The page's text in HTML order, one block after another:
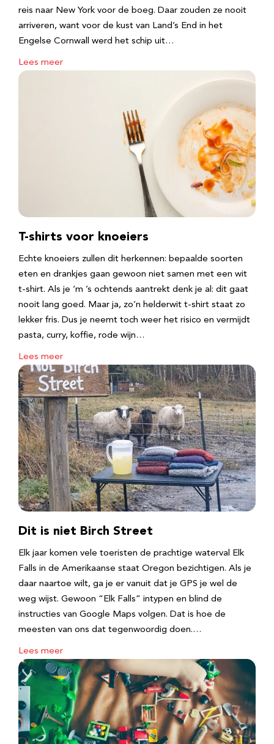
reis naar New York voor de boeg. Daar zouden ze nooit
arriveren, want voor de kust van Land’s End in het
Engelse Cornwall werd het schip uit…
Lees meer
T-shirts voor knoeiers
Echte knoeiers zullen dit herkennen: bepaalde soorten
eten en drankjes gaan gewoon niet samen met een wit
t-shirt. Als je ‘m ’s ochtends aantrekt denk je al: dit gaat
nooit lang goed. Maar ja, zo’n helderwit t-shirt staat zo
lekker fris. Dus je neemt toch weer het risico en vermijdt
pasta, curry, koffie, rode wijn…
Lees meer
Dit is niet Birch Street
Elk jaar komen vele toeristen de prachtige waterval Elk
Falls in de Amerikaanse staat Oregon bezichtigen. Als je
daar naartoe wilt, ga je er vanuit dat je GPS je wel de
weg wijst. Gewoon “Elk Falls” intypen en blind de
instructies van Google Maps volgen. Dat is hoe de
meesten van ons dat tegenwoordig doen.…
Lees meer